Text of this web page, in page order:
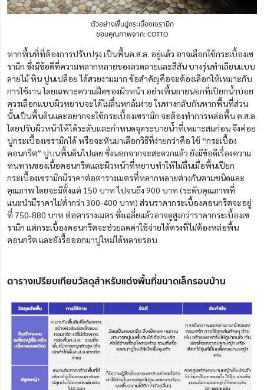
ตัวอย่างพื้นปูกระเบื้องเซรามิก
ขอบคุณภาพจาก: COTTO
หากพื้นที่ที่ต้องการปรับปรุง เป็นพื้นค.ส.ล. อยู่แล้ว อาจเลือกใช้กระเบื้องเซ
รามิก ซึ่งมีข้อดีที่ความหลากหลายของลวดลายและสีสัน บางรุ่นทำเลียนแบบ
ลายไม้ หิน ปูนเปลือย ได้สวยงามมาก ข้อสำคัญคือจะต้องเลือกให้เหมาะกับ
การใช้งาน โดยเฉพาะความฝืดของผิวหน้า อย่างพื้นภายนอกที่เปียกน้ำบ่อย
ควรเลือกแบบผิวหยาบจะได้ไม่ลื่นหกล้มง่าย ในทางกลับกันหากพื้นที่ส่วน
นั้นเป็นพื้นดินและอยากจะใช้กระเบื้องเซรามิก จะต้องทำการหล่อพื้น ค.ส.ล.
โดยปรับผิวหน้าให้ได้ระดับและกำหนดจุดระบายน้ำที่เหมาะสมก่อน จึงค่อย
ปูกระเบื้องเซรามิกได้ หรือจะหันมาเลือกวิธีที่ง่ายกว่าคือ ใช้ “กระเบื้อง
คอนกรีต” ปูบนพื้นดินไปเลย ซึ่งนอกจากจะสะดวกแล้ว ยังมีข้อดีเรื่องความ
ทนทานของเนื้อคอนกรีตและผิวหน้าที่หยาบทำให้ไม่ลื่นเมื่อพื้นเปียก
กระเบื้องเซรามิกมีราคาต่อตารางเมตรที่หลากหลายต่างกันตามชนิดและ
คุณภาพ โดยจะมีตั้งแต่ 150 บาท ไปจนถึง 900 บาท (ระดับคุณภาพที่
แนะนำมีราคาไม่ต่ำกว่า 300-400 บาท) ส่วนราคากระเบื้องคอนกรีตจะอยู่
ที่ 750-880 บาท ต่อตารางเมตร ซึ่งเฉลี่ยแล้วอาจดูสูงกว่าราคากระเบื้องเซ
รามิก แต่กระเบื้องคอนกรีตจะช่วยลดค่าใช้จ่ายได้ตรงที่ไม่ต้องหล่อพื้น
คอนกรีต และยังรื้อออกมาปูใหม่ได้หลายรอบ
ตารางเปรียบเทียบวัสดุสำหรับแต่งพื้นที่ขนาดเล็กรอบบ้าน